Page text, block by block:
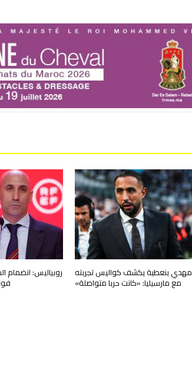
مهدي بنعطية يكشف كواليس تجربته
مع مارسيليا: «كانت حربا متواصلة»
روبياليس: انضمام